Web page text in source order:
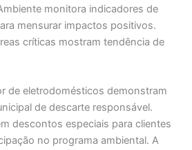
monitora indicadores de
mensurar impactos positivos.
críticas mostram tendência de
de eletrodomésticos demonstram
de descarte responsável.
descontos especiais para clientes
no programa ambiental. A